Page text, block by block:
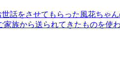
話をさせてもらった風花ちゃ
族から送られてきたものを使